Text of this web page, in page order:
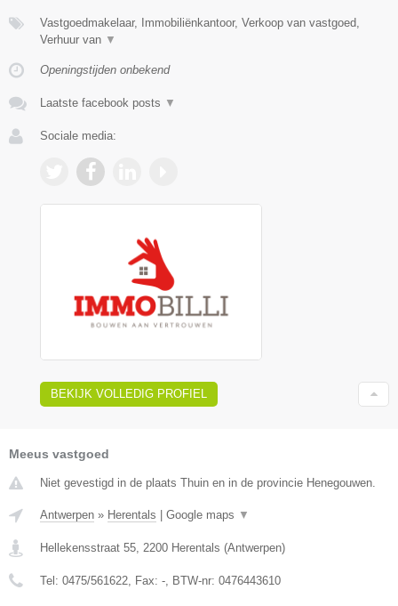
Vastgoedmakelaar, Immobiliënkantoor, Verkoop van vastgoed,
Verhuur van ▼
Openingstijden onbekend
Laatste facebook posts ▼
Sociale media:
BEKIJK VOLLEDIG PROFIEL
Meeus vastgoed
Niet gevestigd in de plaats Thuin en in de provincie Henegouwen.
Antwerpen » Herentals Google maps ▼
Hellekensstraat 55, 2200 Herentals (Antwerpen)
Tel: 0475/561622, Fax: -, BTW-nr: 0476443610